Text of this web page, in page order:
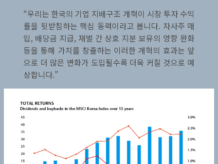
“우리는 한국의 기업 지배구조 개혁이 시장 투자 수익
률을 뒷받침하는 핵심 동력이라고 봅니다. 자사주 매
입, 배당금 지급, 재벌 간 상호 지분 보유의 영향 완화
등을 통해 가치를 창출하는 이러한 개혁의 효과는 앞
으로 더 많은 변화가 도입될수록 더욱 커질 것으로 예
상합니다.”